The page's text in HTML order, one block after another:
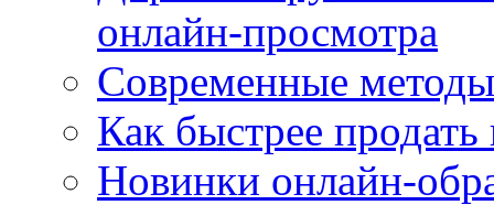
онлайн-просмотра
Современные
Как быстрее
Новинки онлайн-